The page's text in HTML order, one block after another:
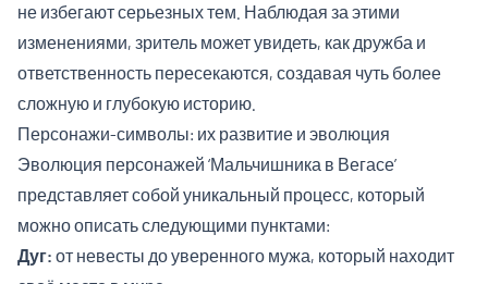
не избегают серьезных тем. Наблюдая за этими
изменениями, зритель может увидеть, как дружба и
ответственность пересекаются, создавая чуть более
сложную и глубокую историю.
Персонажи-символы: их развитие и эволюция
Эволюция персонажей ‘Мальчишника в Вегасе’
представляет собой уникальный процесс, который
можно описать следующими пунктами:
Дуг: от невесты до уверенного мужа, который находит